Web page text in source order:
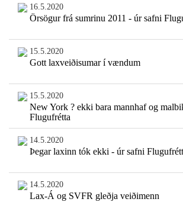
16.5.2020
Örsögur frá sumrinu 2011 - úr safni
15.5.2020
Gott laxveiðisumar í vændum
15.5.2020
New York ? ekki bara mannhaf og
Flugufrétta
14.5.2020
Þegar laxinn tók ekki - úr safni
14.5.2020
Lax-Á og SVFR gleðja veiðimenn